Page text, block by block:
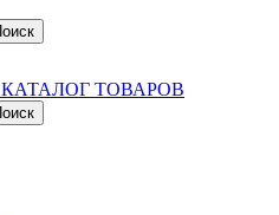
КАТАЛОГ ТОВАРОВ